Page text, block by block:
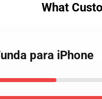
What
para iPhone